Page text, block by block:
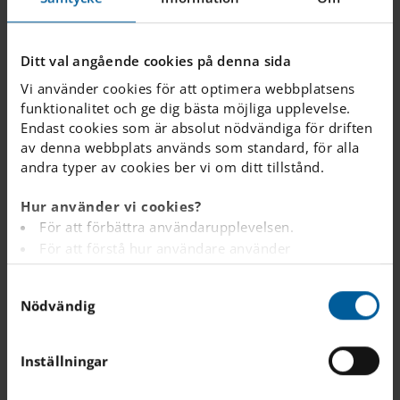
Ditt val angående cookies på denna sida
Vi använder cookies för att optimera webbplatsens
funktionalitet och ge dig bästa möjliga upplevelse.
Endast cookies som är absolut nödvändiga för driften
av denna webbplats används som standard, för alla
andra typer av cookies ber vi om ditt tillstånd.
Hur använder vi cookies?
För att förbättra användarupplevelsen.
För att förstå hur användare använder
webbplatsen.
Analys av webbplatsen i marknadsförings- och
reklamsyfte.
webbplatser baserat på dina intressen.
För att spåra om en besökare är inloggad eller inte.
Nödvändig
Inställningar
Innovationsframgångar
för klass 6A på IES Lund
Eleverna från IES Lund befäste sin position som
några av landets främsta unga uppfinnare när de
tog emot pris i tävlingen ”Årets unga innovatör”.
M...